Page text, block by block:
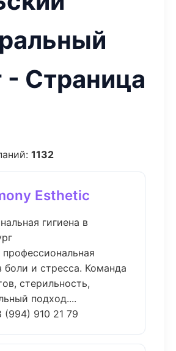
- Страница
1132
Esthetic
гигиена в
боли и стресса. Команда
стерильность,
подход....
(994) 910 21 79